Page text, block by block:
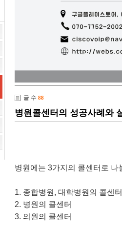
글 수 88
병원콜센터의 성공사례와
병원에는 3가지의 콜센터로 나
1. 종합병원, 대학병원의 콜센터
2. 병원의 콜센터
3. 의원의 콜센터